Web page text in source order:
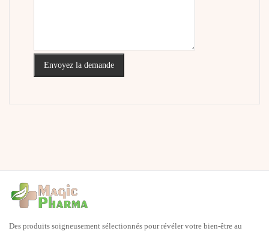
Envoyez la demande
Des produits soigneusement sélectionnés pour révéler votre bien-être au